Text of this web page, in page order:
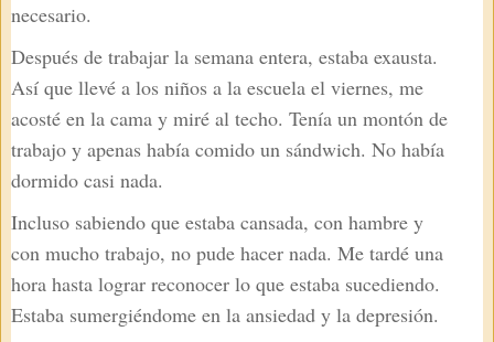
necesario.
Después de trabajar la semana entera, estaba exausta.
Así que llevé a los niños a la escuela el viernes, me
acosté en la cama y miré al techo. Tenía un montón de
trabajo y apenas había comido un sándwich. No había
dormido casi nada.
Incluso sabiendo que estaba cansada, con hambre y
con mucho trabajo, no pude hacer nada. Me tardé una
hora hasta lograr reconocer lo que estaba sucediendo.
Estaba sumergiéndome en la ansiedad y la depresión.